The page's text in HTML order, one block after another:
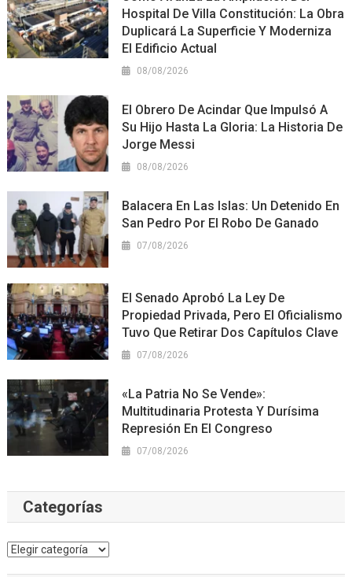
Hospital De Villa Constitución: La Obra
Duplicará La Superficie Y Moderniza
El Edificio Actual
08/08/2026
El Obrero De Acindar Que Impulsó A
Su Hijo Hasta La Gloria: La Historia De
Jorge Messi
08/08/2026
Balacera En Las Islas: Un Detenido En
San Pedro Por El Robo De Ganado
07/08/2026
El Senado Aprobó La Ley De
Propiedad Privada, Pero El Oficialismo
Tuvo Que Retirar Dos Capítulos Clave
07/08/2026
«La Patria No Se Vende»:
Multitudinaria Protesta Y Durísima
Represión En El Congreso
07/08/2026
Categorías
Categorías